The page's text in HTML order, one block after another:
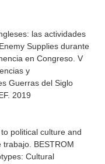
las actividades
Supplies durante
en Congreso. V
y
Guerras del Siglo
2019
political culture and
trabajo. BESTROM
Cultural